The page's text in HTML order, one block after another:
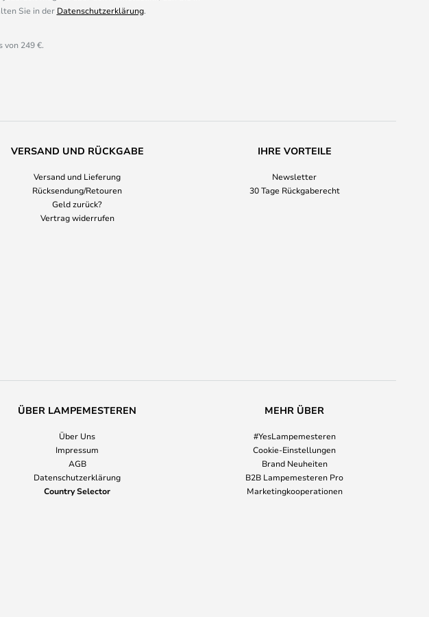
Sie in der Datenschutzerklärung.
von 249 €.
VERSAND UND RÜCKGABE
Versand und Lieferung
Rücksendung/Retouren
Geld zurück?
Vertrag widerrufen
IHRE VORTEILE
Newsletter
30 Tage Rückgaberecht
ÜBER LAMPEMESTEREN
Über Uns
Impressum
AGB
Datenschutzerklärung
Country Selector
MEHR ÜBER
#YesLampemesteren
Cookie-Einstellungen
Brand Neuheiten
B2B Lampemesteren Pro
Marketingkooperationen